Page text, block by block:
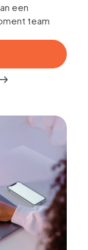
een
team